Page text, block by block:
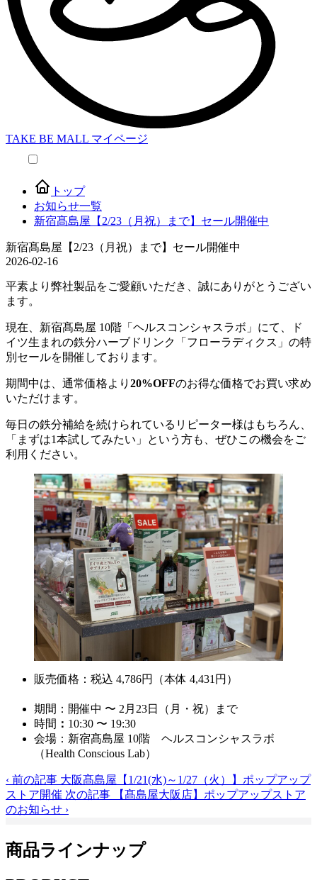
TAKE BE MALL マイページ
トップ
お知らせ一覧
新宿髙島屋【2/23（月祝）まで】セール開催中
新宿髙島屋【2/23（月祝）まで】セール開催中
2026-02-16
平素より弊社製品をご愛顧いただき、誠にありがとうござい
ます。
現在、新宿髙島屋 10階「ヘルスコンシャスラボ」にて、ド
イツ生まれの鉄分ハーブドリンク「フローラディクス」の特
別セールを開催しております。
期間中は、通常価格より 20%OFFのお得な価格でお買い求め
いただけます。
毎日の鉄分補給を続けられているリピーター様はもちろん、
「まずは1本試してみたい」という方も、ぜひこの機会をご
利用ください。
販売価格：税込 4,786円（本体 4,431円）
期間：開催中 〜 2月23日（月・祝）まで
時間 ： 10:30 〜 19:30
会場：新宿髙島屋 10階 ヘルスコンシャスラボ
（Health Conscious Lab）
‹ 前の記事 大阪髙島屋【1/21(水)～1/27（火）】ポップアップ
ストア開催 次の記事
【髙島屋大阪店】ポップアップストア
のお知らせ ›
商品ラインナップ